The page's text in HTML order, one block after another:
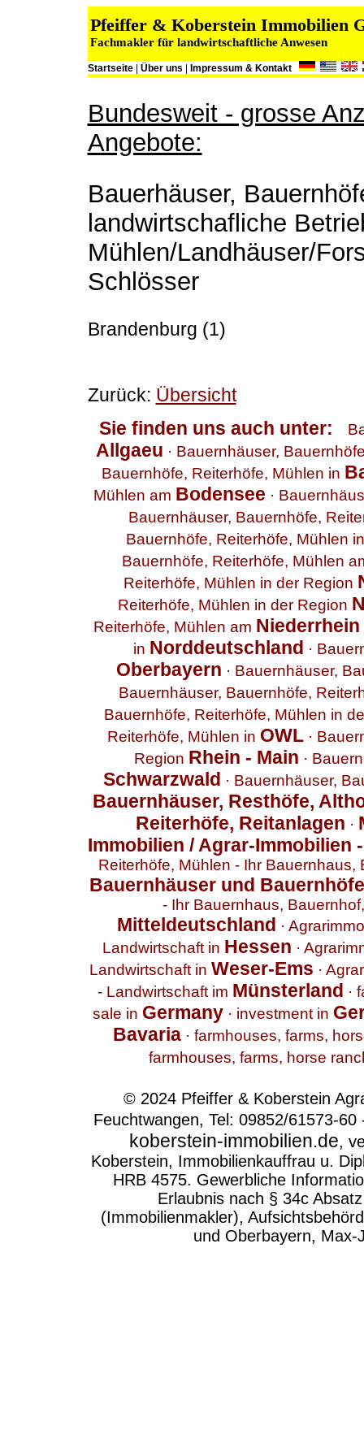
Pfeiffer & Koberstein Immobilien
Fachmakler für landwirtschaftliche Anwesen
Startseite| Über uns Impressum & Kontakt
Bundesweit - grosse
Angebote:
Bauerhäuser,
landwirtschafliche
Mühlen/Landhäuser/
Schlösser
Brandenburg (1)
Zurück: Übersicht
Sie finden uns auch unter:
Allgaeu · Bauernhäuser,
Bauernhöfe, Reiterhöfe, Mühlen in
Mühlen am Bodensee ·
Bauernhäuser, Bauernhöfe,
Bauernhöfe, Reiterhöfe, Mühlen
Bauernhöfe, Reiterhöfe, Mühlen
Reiterhöfe, Mühlen in der Region
Reiterhöfe, Mühlen in der Region
Reiterhöfe, Mühlen am Niederrhein
in Norddeutschland ·
Oberbayern · Bauernhäuser,
Bauernhäuser, Bauernhöfe,
Bauernhöfe, Reiterhöfe, Mühlen in
Reiterhöfe, Mühlen in OWL·
Region Rhein - Main ·
Schwarzwald · Bauernhäuser,
Bauernhäuser, Resthöfe,
Reiterhöfe, Reitanlagen ·
Immobilien / Agrar-Immobilien
Reiterhöfe, Mühlen - Ihr
Bauernhäuser und Bauernhöfe
- Ihr Bauernhaus,
Mitteldeutschland ·
Landwirtschaft in Hessen ·
Landwirtschaft in Weser-Ems ·
- Landwirtschaft im Münsterland ·
sale in Germany· investment in
Bavaria· farmhouses, farms,
farmhouses, farms, horse
© 2024 Pfeiffer & Koberstein
Feuchtwangen, Tel: 09852/61573-
koberstein-immobilien.de,
Koberstein, Immobilienkauffrau u.
HRB 4575. Gewerbliche
Erlaubnis nach § 34c
(Immobilienmakler),
und Oberbayern,